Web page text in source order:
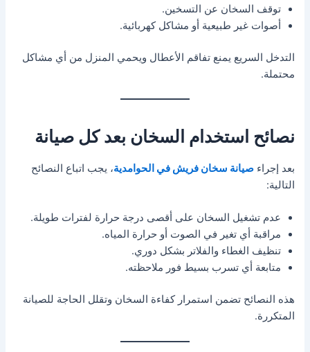
توقف السخان عن التسخين.
أصوات غير طبيعية أو مشاكل كهربائية.
التدخل السريع يمنع تفاقم الأعطال ويحمي المنزل من أي مشاكل
محتملة.
نصائح استخدام السخان بعد كل صيانة
بعد إجراءصيانة سخان فريش في الحوامدية، يجب اتباع النصائح
التالية:
عدم تشغيل السخان على أقصى درجة حرارة لفترات طويلة.
مراقبة أي تغير في الصوت أو حرارة المياه.
تنظيف الغطاء والفلاتر بشكل دوري.
متابعة أي تسرب بسيط فور ملاحظته.
هذه النصائح تضمن استمرار كفاءة السخان وتقلل الحاجة للصيانة
المتكررة.